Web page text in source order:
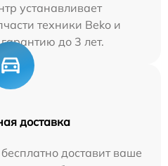
устанавливает
техники Beko и
до 3 лет.
доставка
доставит ваше